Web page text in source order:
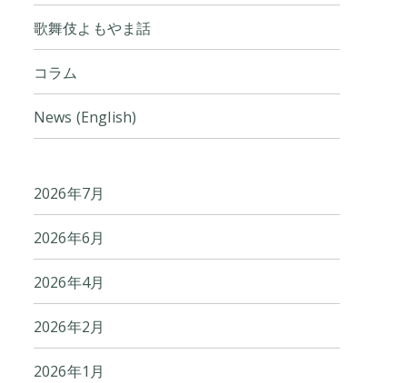
歌舞伎よもやま話
コラム
News (English)
2026年7月
2026年6月
2026年4月
2026年2月
2026年1月